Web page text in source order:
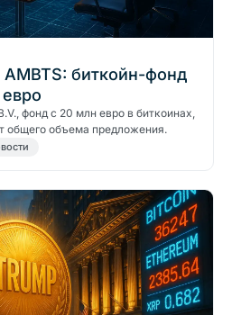
AMBTS: биткойн-фонд
фонд с 20 млн евро в биткоинах,
общего объема предложения.